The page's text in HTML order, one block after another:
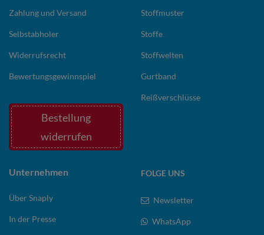
Zahlung und Versand
Selbstabholer
Widerrufsrecht
Bewertungsgewinnspiel
Bestellung
widerrufen
Stoffmuster
Stoffe
Stoffwelten
Gurtband
Reißverschlüsse
Unternehmen
Über Snaply
In der Presse
FOLGE UNS
Newsletter
WhatsApp